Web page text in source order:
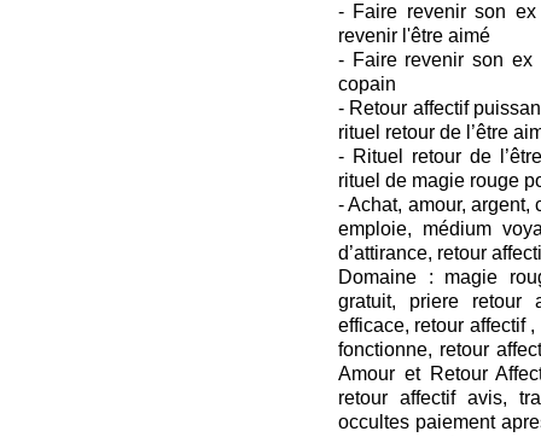
- Faire revenir son
revenir l'être aimé
- Faire revenir son ex
copain
- Retour affectif
rituel retour de l’être
- Rituel retour de
rituel de magie rouge
- Achat, amour,
emploie, médium
d’attirance, retour
Domaine : magie
gratuit, priere retour
efficace, retour affectif
fonctionne, retour
Amour et Retour
retour affectif avis,
occultes paiement